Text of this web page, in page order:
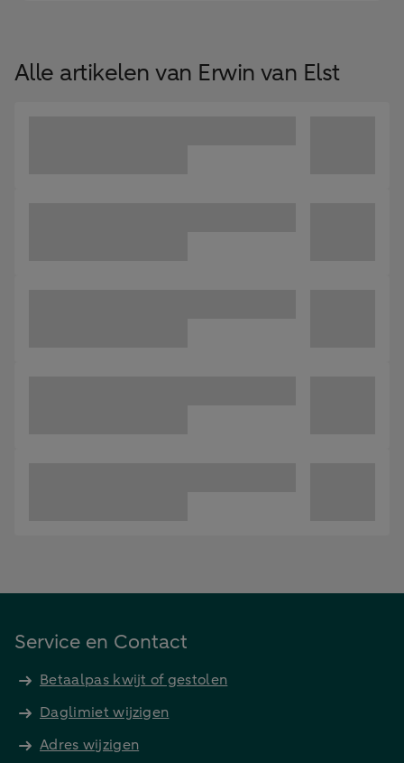
Alle artikelen van Erwin van Elst
Service en Contact
Betaalpas kwijt of gestolen
Daglimiet wijzigen
Adres wijzigen